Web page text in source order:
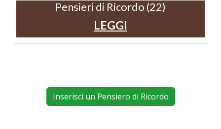
Pensieri di Ricordo (22)
LEGGI
Inserisci un Pensiero di Ricordo